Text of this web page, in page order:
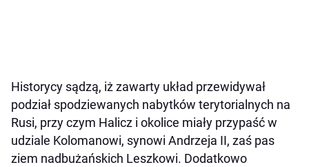
Historycy sądzą, iż zawarty układ przewidywał
podział spodziewanych nabytków terytorialnych na
Rusi, przy czym Halicz i okolice miały przypaść w
udziale Kolomanowi, synowi Andrzeja II, zaś pas
ziem nadbużańskich Leszkowi. Dodatkowo